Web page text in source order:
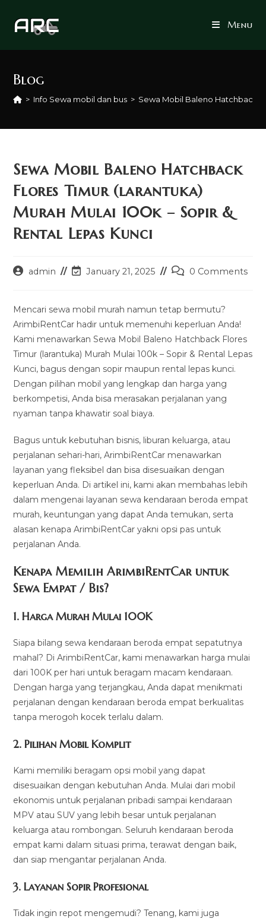
Menu
Blog
> Info Sewa mobil dan bus > Sewa Mobil Baleno Hatchback
Sewa Mobil Baleno Hatchback
Flores Timur (larantuka)
Murah Mulai 100k – Sopir &
Rental Lepas Kunci
Postadmin
PostJanuary 21, 2025
Post0 Comments
Mencari sewa mobil murah namun tetap bermutu?
ArimbiRentCar hadir untuk memenuhi keperluan Anda!
Kami menawarkan Sewa Mobil Baleno Hatchback Flores
Timur (larantuka) Murah Mulai 100k – Sopir & Rental Lepas
Kunci, bagus dengan sopir maupun rental lepas kunci.
Dengan pilihan mobil yang lengkap dan harga yang
berkompetisi, Anda bisa merasakan perjalanan yang
nyaman tanpa khawatir soal biaya.
Bagus untuk kebutuhan bisnis, liburan keluarga, atau
perjalanan sehari-hari, ArimbiRentCar menawarkan
layanan yang fleksibel dan bisa disesuaikan dengan
keperluan Anda. Di artikel ini, kami akan membahas lebih
dalam mengenai layanan sewa kendaraan beroda empat
murah, keuntungan yang dapat Anda temukan, serta
alasan kenapa ArimbiRentCar yakni opsi pas untuk
perjalanan Anda.
Kenapa Memilih ArimbiRentCar untuk
Sewa Empat / Bis?
1.Harga Murah Mulai 100K
Siapa bilang sewa kendaraan beroda empat sepatutnya
mahal? Di ArimbiRentCar, kami menawarkan harga mulai
dari 100K per hari untuk beragam macam kendaraan.
Dengan harga yang terjangkau, Anda dapat menikmati
perjalanan dengan kendaraan beroda empat berkualitas
tanpa merogoh kocek terlalu dalam.
2. Pilihan Mobil Komplit
Kami memiliki beragam opsi mobil yang dapat
disesuaikan dengan kebutuhan Anda. Mulai dari mobil
ekonomis untuk perjalanan pribadi sampai kendaraan
MPV atau SUV yang lebih besar untuk perjalanan
keluarga atau rombongan. Seluruh kendaraan beroda
empat kami dalam situasi prima, terawat dengan baik,
dan siap mengantar perjalanan Anda.
3.Layanan Sopir Profesional
Tidak ingin repot mengemudi? Tenang, kami juga